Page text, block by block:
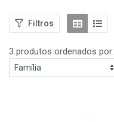
Filtros
3 produtos ordenados por: